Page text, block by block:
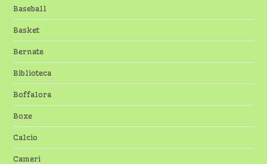
Baseball
Basket
Bernate
Biblioteca
Boffalora
Boxe
Calcio
Cameri